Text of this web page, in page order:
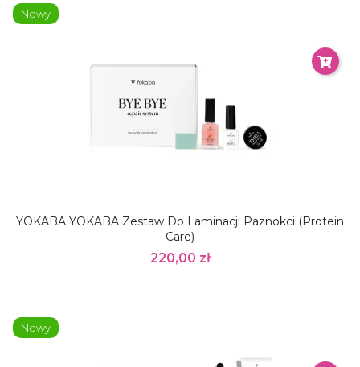
YOKABA YOKABA Zestaw Do Laminacji Paznokci (Protein
Care)
220,00 zł
Nowy
Nowy